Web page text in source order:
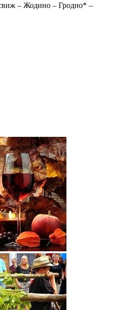
– Жодино – Гродно* –